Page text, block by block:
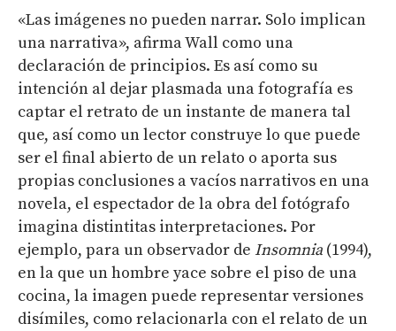
«Las imágenes no pueden narrar. Solo implican
una narrativa», afirma Wall como una
declaración de principios. Es así como su
intención al dejar plasmada una fotografía es
captar el retrato de un instante de manera tal
que, así como un lector construye lo que puede
ser el final abierto de un relato o aporta sus
propias conclusiones a vacíos narrativos en una
novela, el espectador de la obra del fotógrafo
imagina distintitas interpretaciones. Por
ejemplo, para un observador de Insomnia (1994),
en la que un hombre yace sobre el piso de una
cocina, la imagen puede representar versiones
disímiles, como relacionarla con el relato de un